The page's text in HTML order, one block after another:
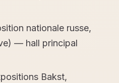
nationale russe,
— hall principal
Bakst,